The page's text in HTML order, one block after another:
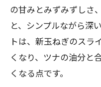
の甘みとみずみずしさ
と、シンプルながら深
トは、新玉ねぎのスラ
くなり、ツナの油分と
くなる点です。